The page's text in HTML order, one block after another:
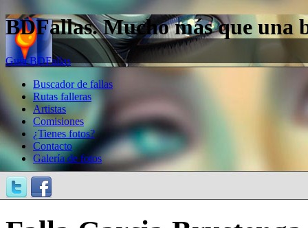
BDFallas. Mucho más que una
Guía BDFallas
Buscador de fallas
Rutas falleras
Artistas
Comisiones
¿Tienes fotos?
Contacto
Galería de fotos